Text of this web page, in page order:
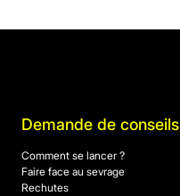
Demande de conseils
Comment se lancer ?
Faire face au sevrage
Rechutes